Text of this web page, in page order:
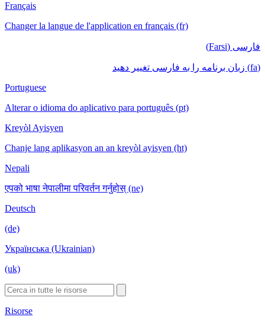
Français
Changer la langue de l'application en français (fr)
فارسی (Farsi)
(fa) زبان برنامه را به فارسی تغییر دهید
Portuguese
Alterar o idioma do aplicativo para português (pt)
Kreyòl Ayisyen
Chanje lang aplikasyon an an kreyòl ayisyen (ht)
Nepali
एपको भाषा नेपालीमा परिवर्तन गर्नुहोस् (ne)
Deutsch
(de)
Українська (Ukrainian)
(uk)
Risorse